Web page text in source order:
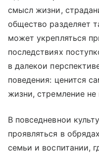
смысл жизни,
общество разделяет
может укрепляться
последствиях
в далекои
поведения: ценится
жизни, стремление
В повседневнои
проявляться в
семьи и воспитании,